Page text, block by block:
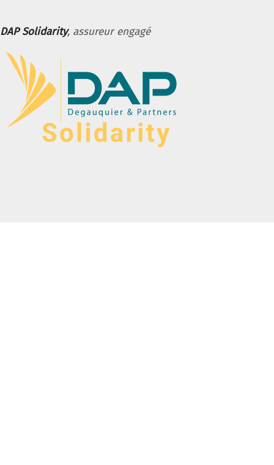
DAP Solidarity, assureur engagé